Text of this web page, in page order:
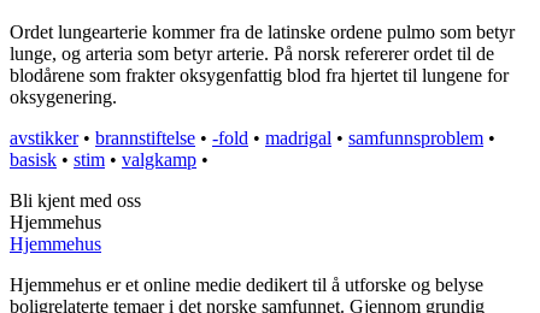
Ordet lungearterie kommer fra de latinske ordene pulmo som betyr
lunge, og arteria som betyr arterie. På norsk refererer ordet til de
blodårene som frakter oksygenfattig blod fra hjertet til lungene for
oksygenering.
avstikker• brannstiftelse • -fold • madrigal • samfunnsproblem •
basisk • stim • valgkamp •
Bli kjent med oss
Hjemmehus
Hjemmehus
Hjemmehus er et online medie dedikert til å utforske og belyse
boligrelaterte temaer i det norske samfunnet. Gjennom grundig